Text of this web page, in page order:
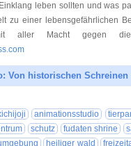
leben sollten und was
zu einer lebensgefährlichen
aller Macht gegen
Von historischen
animationsstudio
schutz fudaten shrine
heiliger wald